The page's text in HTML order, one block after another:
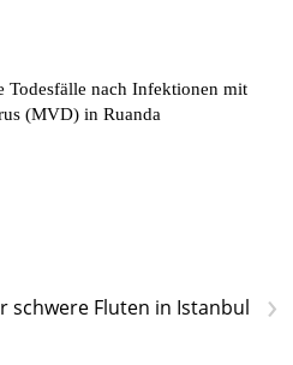
Todesfälle nach Infektionen mit
(MVD) in Ruanda
›
schwere Fluten in Istanbul